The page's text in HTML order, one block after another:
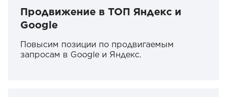
Продвижение в ТОП Яндекс и
Google
Повысим позиции по продвигаемым
запросам в Google и Яндекс.